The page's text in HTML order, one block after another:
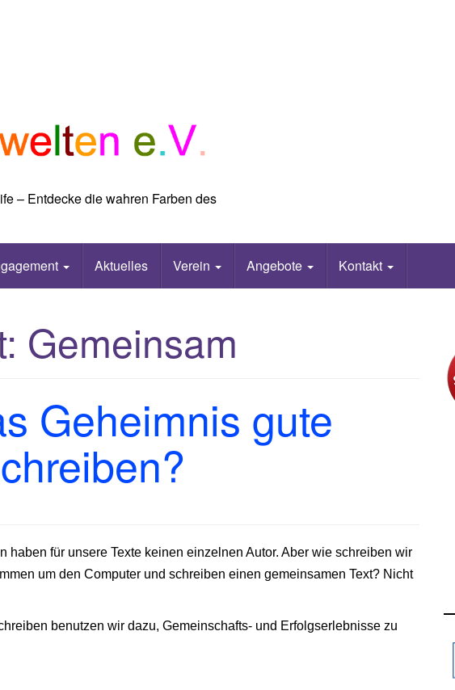
– Entdecke die wahren Farben des
Aktuelles Verein Angebote Kontakt
Gemeinsam
Geheimnis gute
haben für unsere Texte keinen einzelnen Autor. Aber wie schreiben wir
um den Computer und schreiben einen gemeinsamen Text? Nicht
benutzen wir dazu, Gemeinschafts- und Erfolgserlebnisse zu